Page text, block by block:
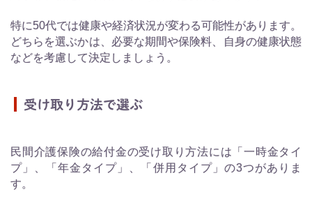
特に50代では健康や経済状況が変わる可能性があります。
どちらを選ぶかは、必要な期間や保険料、自身の健康状態
などを考慮して決定しましょう。
受け取り方法で選ぶ
民間介護保険の給付金の受け取り方法には「一時金タイ
プ」、「年金タイプ」、「併用タイプ」の3つがありま
す。